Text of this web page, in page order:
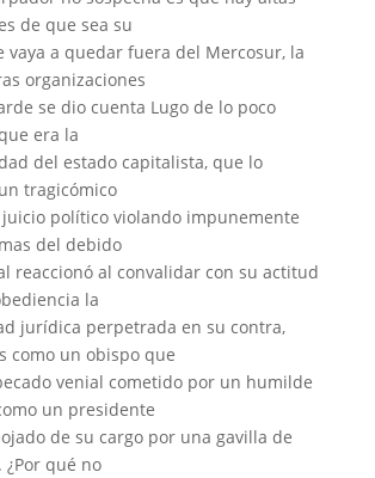
de que sea su
vaya a quedar fuera del Mercosur, la
organizaciones
se dio cuenta Lugo de lo poco
era la
del estado capitalista, que lo
tragicómico
político violando impunemente
del debido
reaccionó al convalidar con su actitud
la
jurídica perpetrada en su contra,
como un obispo que
venial cometido por un humilde
un presidente
de su cargo por una gavilla de
qué no